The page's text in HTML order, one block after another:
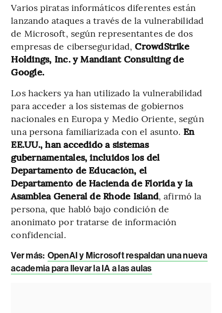
Varios piratas informáticos diferentes están
lanzando ataques a través de la vulnerabilidad
de Microsoft, según representantes de dos
empresas de ciberseguridad, CrowdStrike
Holdings, Inc. y Mandiant Consulting de
Google.
Los hackers ya han utilizado la vulnerabilidad
para acceder a los sistemas de gobiernos
nacionales en Europa y Medio Oriente, según
una persona familiarizada con el asunto. En
EE.UU., han accedido a sistemas
gubernamentales, incluidos los del
Departamento de Educación, el
Departamento de Hacienda de Florida y la
Asamblea General de Rhode Island, afirmó la
persona, que habló bajo condición de
anonimato por tratarse de información
confidencial.
Ver más: OpenAI y Microsoft respaldan una nueva
academia para llevar la IA a las aulas